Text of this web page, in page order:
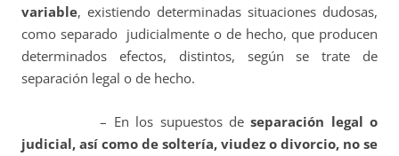
variable, existiendo determinadas situaciones dudosas,
como separado judicialmente o de hecho, que producen
determinados efectos, distintos, según se trate de
separación legal o de hecho.
– En los supuestos deseparación legal o
judicial, así como de soltería, viudez o divorcio, no se